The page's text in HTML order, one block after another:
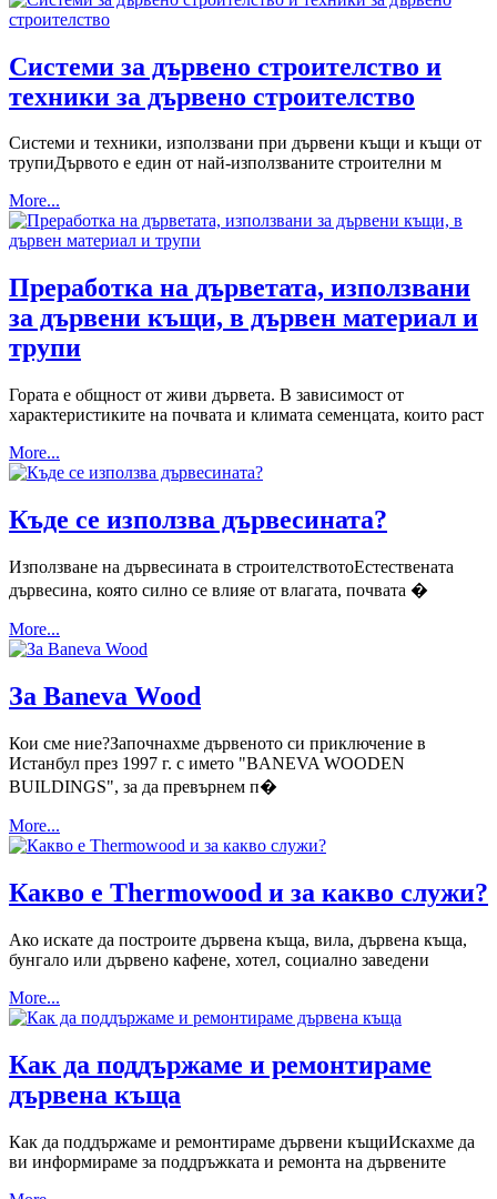
Системи за дървено строителство и
техники за дървено строителство
Системи и техники, използвани при дървени къщи и къщи от
трупиДървото е един от най-използваните строителни м
More...
Преработка на дърветата, използвани
за дървени къщи, в дървен материал и
трупи
Гората е общност от живи дървета. В зависимост от
характеристиките на почвата и климата семенцата, които раст
More...
Къде се използва дървесината?
Използване на дървесината в строителствотоЕстествената
дървесина, която силно се влияе от влагата, почвата �
More...
За Baneva Wood
Кои сме ние?Започнахме дървеното си приключение в
Истанбул през 1997 г. с името "BANEVA WOODEN
BUILDINGS", за да превърнем п�
More...
Какво е Thermowood и за какво служи?
Ако искате да построите дървена къща, вила, дървена къща,
бунгало или дървено кафене, хотел, социално заведени
More...
Как да поддържаме и ремонтираме
дървена къща
Как да поддържаме и ремонтираме дървени къщиИскахме да
ви информираме за поддръжката и ремонта на дървените